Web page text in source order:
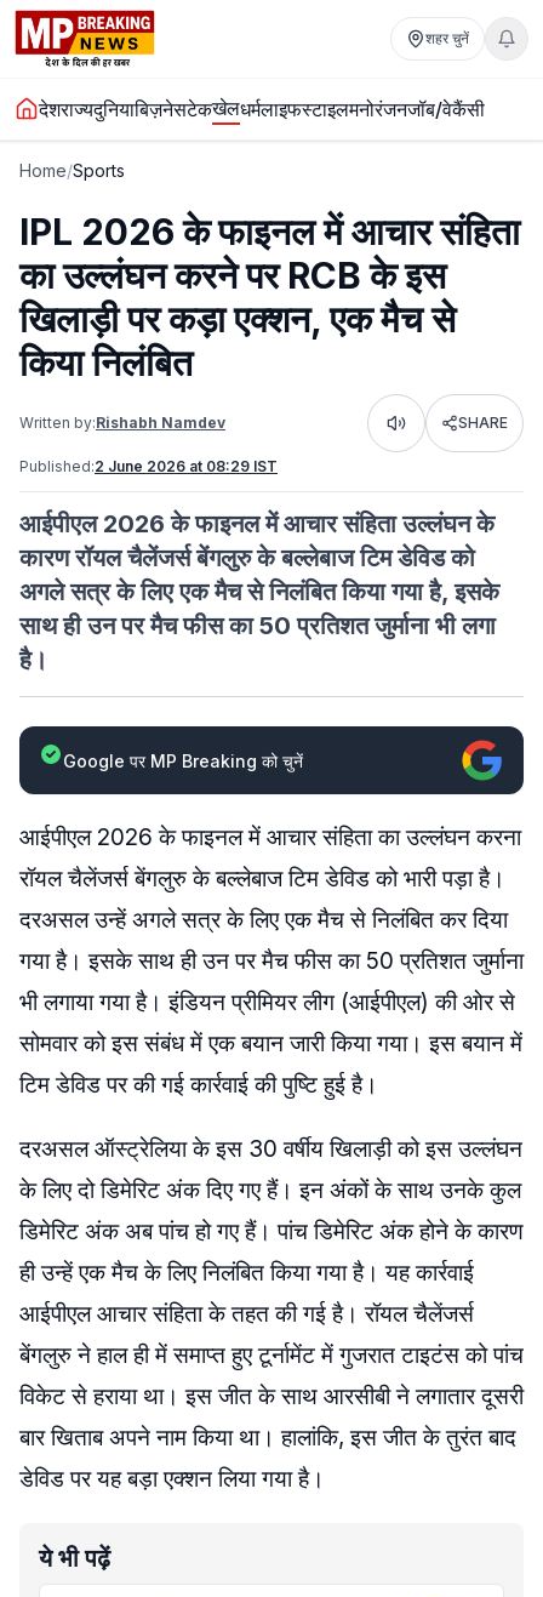
शहर चुनें
देशराज्यदुनियाबिज़नेसटेकखेलधर्मलाइफस्टाइलमनोरंजनजॉब/वेकैंसी
Home/Sports
IPL 2026 के फाइनल में आचार संहिता
का उल्लंघन करने पर RCB के इस
खिलाड़ी पर कड़ा एक्शन, एक मैच से
किया निलंबित
Written by:Rishabh Namdev Listen SHARE
Published:2 June 2026 at 08:29 IST
आईपीएल 2026 के फाइनल में आचार संहिता उल्लंघन के
कारण रॉयल चैलेंजर्स बेंगलुरु के बल्लेबाज टिम डेविड को
अगले सत्र के लिए एक मैच से निलंबित किया गया है, इसके
साथ ही उन पर मैच फीस का 50 प्रतिशत जुर्माना भी लगा
है।
Google पर MP Breaking को चुनें
आईपीएल 2026 के फाइनल में आचार संहिता का उल्लंघन करना
रॉयल चैलेंजर्स बेंगलुरु के बल्लेबाज टिम डेविड को भारी पड़ा है।
दरअसल उन्हें अगले सत्र के लिए एक मैच से निलंबित कर दिया
गया है। इसके साथ ही उन पर मैच फीस का 50 प्रतिशत जुर्माना
भी लगाया गया है। इंडियन प्रीमियर लीग (आईपीएल) की ओर से
सोमवार को इस संबंध में एक बयान जारी किया गया। इस बयान में
टिम डेविड पर की गई कार्रवाई की पुष्टि हुई है।
दरअसल ऑस्ट्रेलिया के इस 30 वर्षीय खिलाड़ी को इस उल्लंघन
के लिए दो डिमेरिट अंक दिए गए हैं। इन अंकों के साथ उनके कुल
डिमेरिट अंक अब पांच हो गए हैं। पांच डिमेरिट अंक होने के कारण
ही उन्हें एक मैच के लिए निलंबित किया गया है। यह कार्रवाई
आईपीएल आचार संहिता के तहत की गई है। रॉयल चैलेंजर्स
बेंगलुरु ने हाल ही में समाप्त हुए टूर्नामेंट में गुजरात टाइटंस को पांच
विकेट से हराया था। इस जीत के साथ आरसीबी ने लगातार दूसरी
बार खिताब अपने नाम किया था। हालांकि, इस जीत के तुरंत बाद
डेविड पर यह बड़ा एक्शन लिया गया है।
ये भी पढ़ें